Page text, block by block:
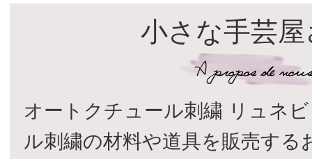
小さな手芸
オートクチュール刺繍 リュネビ
ル刺繍の材料や道具を販売する